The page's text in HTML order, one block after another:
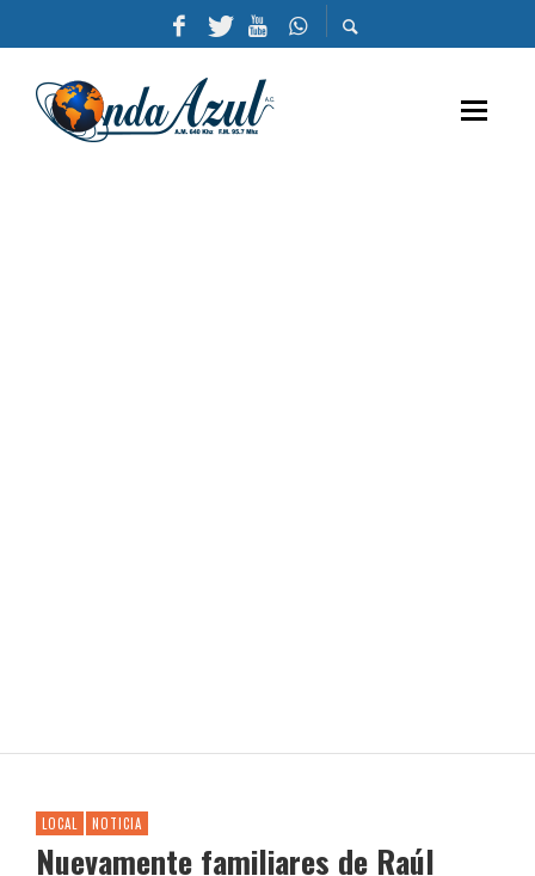
LOCAL NOTICIA
Nuevamente familiares de Raúl